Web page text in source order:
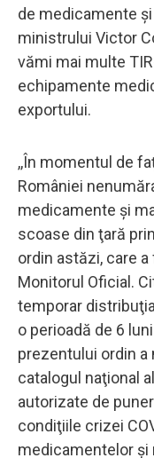
de medicamente
ministrului Victor
vămi mai multe
echipamente
exportului.
,,În momentul de
României
medicamente şi
scoase din ţară
ordin astăzi, care
Monitorul Oficial.
temporar
o perioadă de 6
prezentului ordin
catalogul naţional
autorizate de
condiţiile crizei
medicamentelor şi